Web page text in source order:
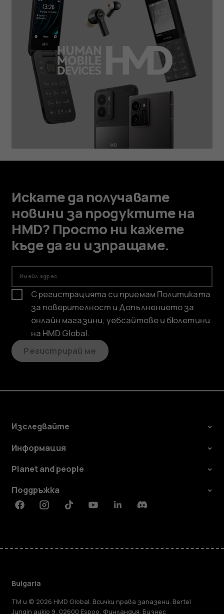
Искате да получавате
новини за продуктите на
HMD? Просто ни кажете
къде да ги изпращаме.
Имейл адрес
С регистрацията си приемам Политиката
за поверителност и Допълнението за
онлайн магазини, уебсайтове и бюлетини
на HMD Global.
Регистрирай ме
Изследвайте
Информация
Planet and people
Поддръжка
FacebookInstagramTiktokYoutubeLinkedinDiscord
Bulgaria
TM и © 2026 HMD Global. Всички права запазени. Bertel
Jungin aukio 9, 02600 Espoo, Финландия. Бизнес